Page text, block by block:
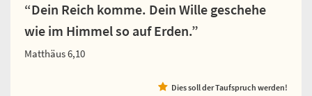
“Dein Reich komme. Dein Wille geschehe
wie im Himmel so auf Erden.”
Matthäus 6,10
Dies soll der Taufspruch werden!